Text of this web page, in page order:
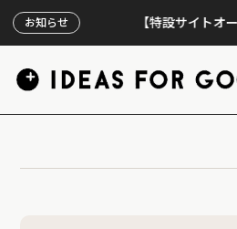
お知らせ 【特設サイトオープ